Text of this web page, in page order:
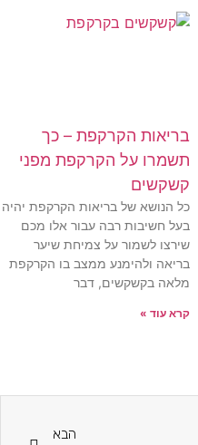
בריאות הקרקפת – כך
תשמרו על הקרקפת מפני
קשקשים
כל הנושא של בריאות הקרקפת יהיה
בעל חשיבות רבה עבור אלו מכם
שירצו לשמור על צמיחת שיער
בריאה ולהימנע ממצב בו הקרקפת
מלאה בקשקשים, דבר
קרא עוד »
הבא